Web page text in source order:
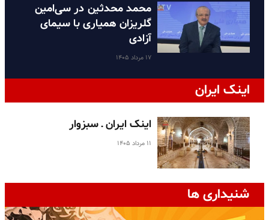
محمد محدثین در سی‌امین
گلریزان همیاری با سیمای
آزادی
۱۷ مرداد ۱۴۰۵
اینک ایران
اینک ایران ـ سبزوار
۱۱ مرداد ۱۴۰۵
شنیداری ها